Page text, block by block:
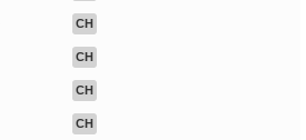
CH
CH
CH
CH